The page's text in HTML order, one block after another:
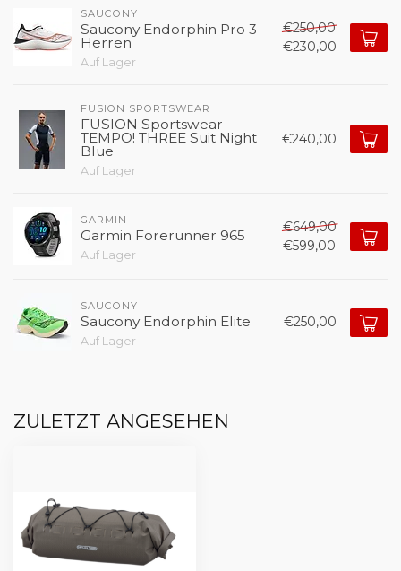
SAUCONY
Saucony Endorphin Pro 3
Herren
Auf Lager
€250,00
€230,00
FUSION SPORTSWEAR
FUSION Sportswear
TEMPO! THREE Suit Night
Blue
Auf Lager
€240,00
GARMIN
Garmin Forerunner 965
Auf Lager
€649,00
€599,00
SAUCONY
Saucony Endorphin Elite
Auf Lager
€250,00
ZULETZT ANGESEHEN